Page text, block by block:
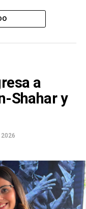
a
Shahar y